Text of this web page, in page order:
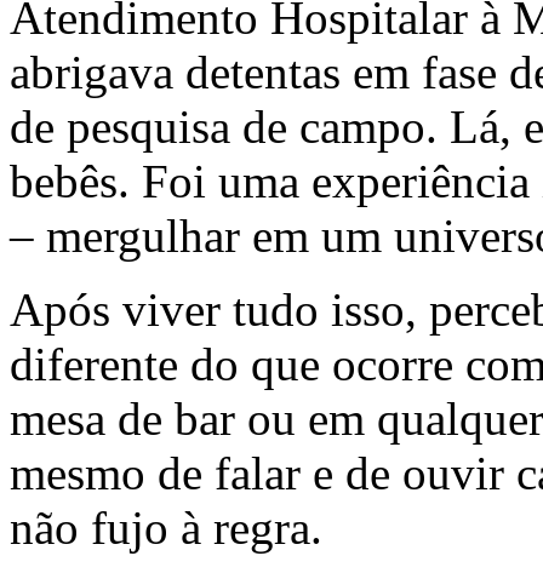
Atendimento Hospitalar à
abrigava detentas em fase
de pesquisa de campo. Lá,
bebês. Foi uma
– mergulhar em um
Após viver tudo isso,
diferente do que ocorre
mesa de bar ou em
mesmo de falar e de ouvir
não fujo à regra.